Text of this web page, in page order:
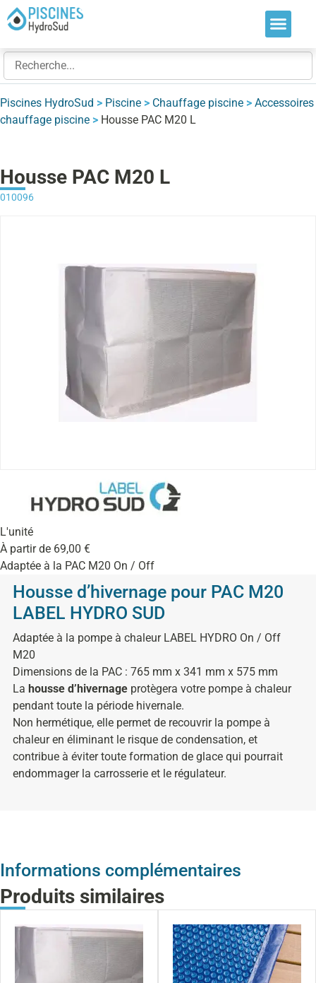
Piscines HydroSud > Piscine > Chauffage piscine > Accessoires
chauffage piscine > Housse PAC M20 L
Housse PAC M20 L
010096
L'unité
À partir de 69,00 €
Adaptée à la PAC M20 On / Off
Housse d’hivernage pour PAC M20
LABEL HYDRO SUD
Adaptée à la pompe à chaleur LABEL HYDRO On / Off
M20
Dimensions de la PAC : 765 mm x 341 mm x 575 mm
La housse d’hivernage protègera votre pompe à chaleur
pendant toute la période hivernale.
Non hermétique, elle permet de recouvrir la pompe à
chaleur en éliminant le risque de condensation, et
contribue à éviter toute formation de glace qui pourrait
endommager la carrosserie et le régulateur.
Informations complémentaires
Produits similaires